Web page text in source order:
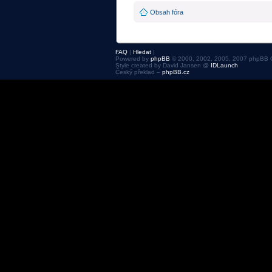
Obsah fóra
FAQ | Hledat |
Powered by phpBB © 2000, 2002, 2005, 2007 phpBB
Style created by David Jansen @ IDLaunch
Český překlad – phpBB.cz